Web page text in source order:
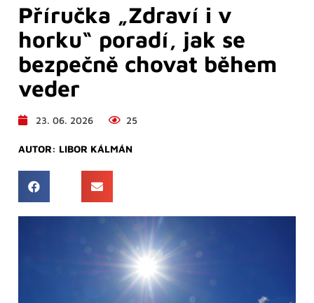
Příručka „Zdraví i v
horku“ poradí, jak se
bezpečně chovat během
veder
23. 06. 2026 25
AUTOR: LIBOR KÁLMÁN